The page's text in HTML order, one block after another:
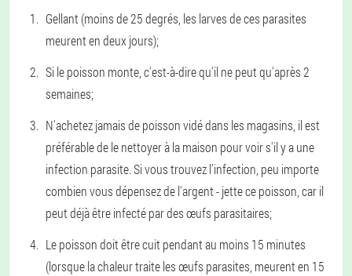
Gellant (moins de 25 degrés, les larves de ces parasites
meurent en deux jours);
Si le poisson monte, c'est-à-dire qu'il ne peut qu'après 2
semaines;
N'achetez jamais de poisson vidé dans les magasins, il est
préférable de le nettoyer à la maison pour voir s'il y a une
infection parasite. Si vous trouvez l'infection, peu importe
combien vous dépensez de l'argent - jette ce poisson, car il
peut déjà être infecté par des œufs parasitaires;
Le poisson doit être cuit pendant au moins 15 minutes
(lorsque la chaleur traite les œufs parasites, meurent en 15